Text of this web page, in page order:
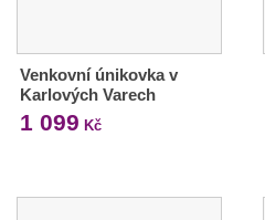
Venkovní únikovka v
Karlových Varech
1 099 Kč